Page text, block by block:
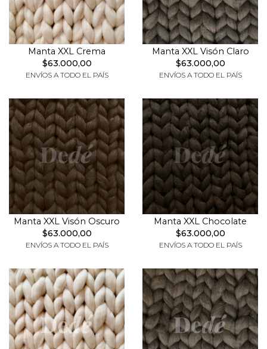
Manta XXL Crema
$63.000,00
ENVÍOS A TODO EL PAÍS
Manta XXL Visón Claro
$63.000,00
ENVÍOS A TODO EL PAÍS
Manta XXL Visón Oscuro
$63.000,00
ENVÍOS A TODO EL PAÍS
Manta XXL Chocolate
$63.000,00
ENVÍOS A TODO EL PAÍS